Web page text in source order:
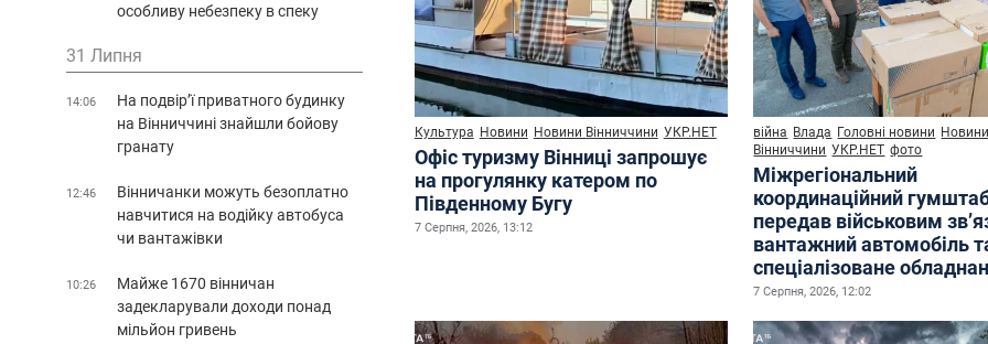
Культура Новини Новини Вінниччини УКР.НЕТ
Офіс туризму Вінниці запрошує
на прогулянку катером по
Південному Бугу
7 Серпня, 2026, 13:12
війна Влада Головні новини
Вінниччини УКР.НЕТ фото
Міжрегіональний
координаційний
передав військовим
вантажний автомобіль
спеціалізоване
7 Серпня, 2026, 12:02
особливу небезпеку в спеку
31 Липня
14:06
На подвір’ї приватного будинку
на Вінниччині знайшли бойову
гранату
12:46
Вінничанки можуть безоплатно
навчитися на водійку автобуса
чи вантажівки
10:26
Майже 1670 вінничан
задекларували доходи понад
мільйон гривень